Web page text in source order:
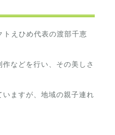
トえひめ代表の渡部千恵
などを行い、その美しさ
ますが、地域の親子連れ